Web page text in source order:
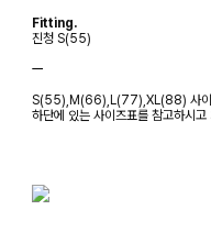
Fitting.
진청 S(55)
ㅡ
S(55),M(66),L(77),XL(88) 사이
하단에 있는 사이즈표를 참고하시